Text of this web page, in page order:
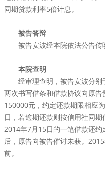
同期贷款利率5倍计息。
被告答辩
被告安波经本院依法公告传
本院查明
经审理查明，被告安波分
两次书写借条和借款协议向原
150000元，约定还款期限相应
日，若逾期还款则按信用社同期
2014年7月15日的一笔借款还
后，原告向被告催讨未获。
前。